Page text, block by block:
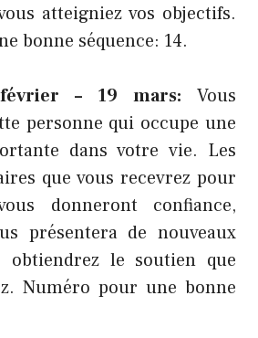
atteigniez vos objectifs.
bonne séquence: 14.
février – 19 mars: Vous
personne qui occupe une
dans votre vie. Les
que vous recevrez pour
donneront confiance,
présentera de nouveaux
obtiendrez le soutien que
Numéro pour une bonne